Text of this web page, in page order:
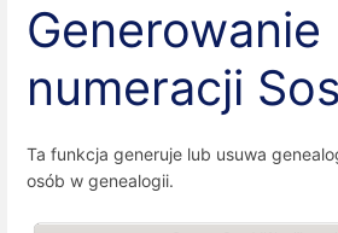
Generowanie
numeracji
Ta funkcja generuje lub usuwa
osób w genealogii.